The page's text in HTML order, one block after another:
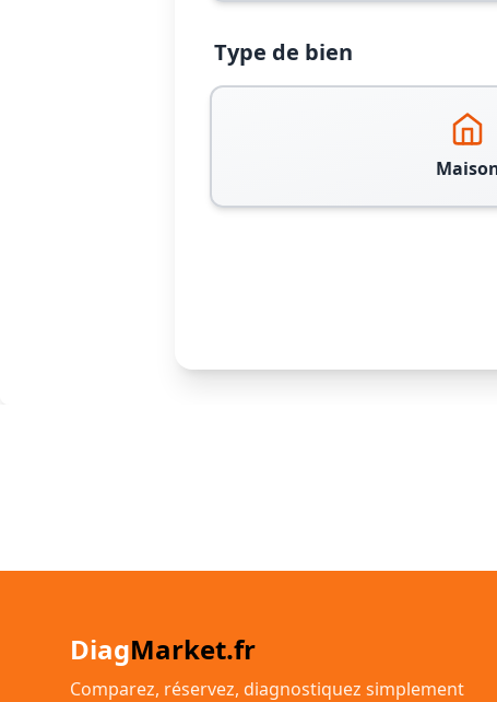
Type de bien
DiagMarket.fr
Comparez, réservez, diagnostiquez simplement